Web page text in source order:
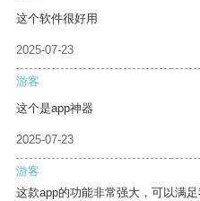
这个软件很好用
2025-07-23
游客
这个是app神器
2025-07-23
游客
这款app的功能非常强大，可以满